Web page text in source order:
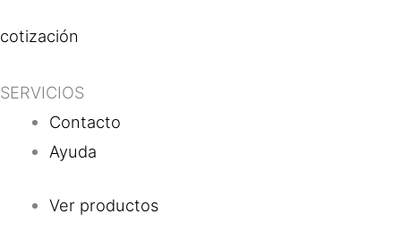
cotización
SERVICIOS
Contacto
Ayuda
Ver productos